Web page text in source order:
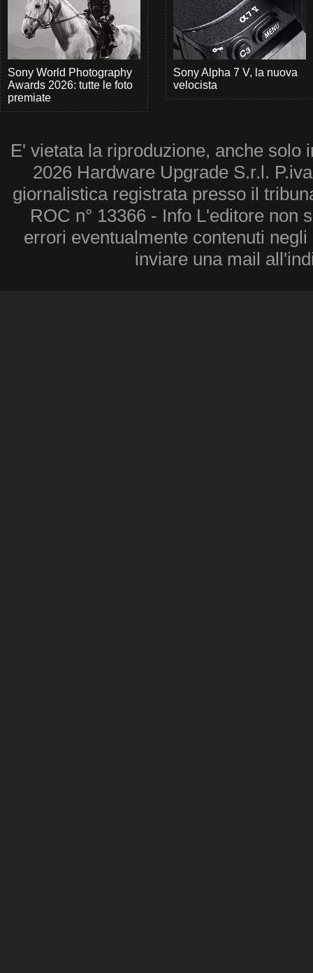
Sony World Photography
Awards 2026: tutte le foto
premiate
Sony Alpha 7 V, la nuova
velocista
E' vietata la riproduzione, anche solo
2026 Hardware Upgrade S.r.l.
giornalistica registrata presso il
ROC n° 13366 - Info L'editore non
errori eventualmente contenuti
inviare una mail